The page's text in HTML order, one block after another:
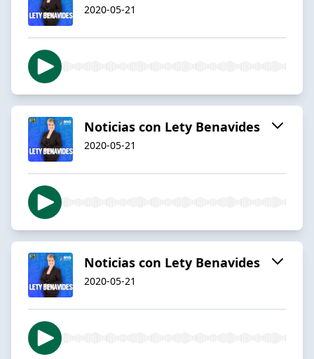
2020-05-21
Noticias con Lety Benavides
2020-05-21
Noticias con Lety Benavides
2020-05-21